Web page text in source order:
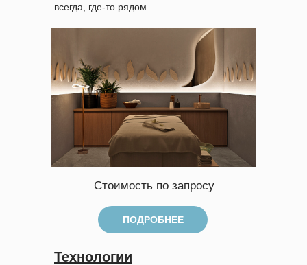
всегда, где-то рядом…
Стоимость по запросу
ПОДРОБНЕЕ
Технологии